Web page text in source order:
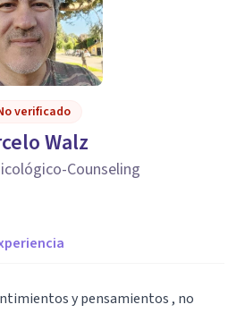
verificado
Walz
Counseling
y pensamientos , no